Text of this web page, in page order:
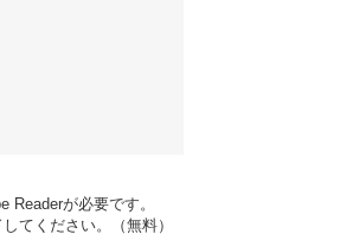
Readerが必要です。
てください。（無料）